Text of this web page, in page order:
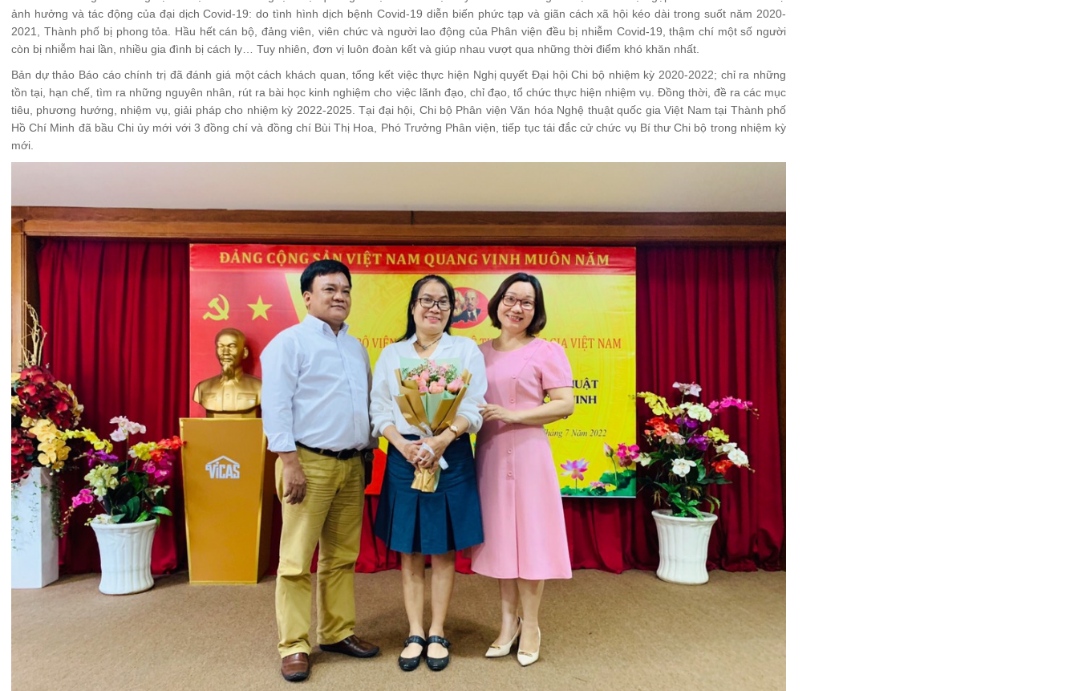
ảnh hưởng và tác động của đại dịch Covid-19: do tình hình dịch bệnh Covid-19 diễn biến phức tạp và giãn cách xã hội kéo dài trong suốt năm 2020-
2021, Thành phố bị phong tỏa. Hầu hết cán bộ, đảng viên, viên chức và người lao động của Phân viện đều bị nhiễm Covid-19, thậm chí một số người
còn bị nhiễm hai lần, nhiều gia đình bị cách ly… Tuy nhiên, đơn vị luôn đoàn kết và giúp nhau vượt qua những thời điểm khó khăn nhất.
Bản dự thảo Báo cáo chính trị đã đánh giá một cách khách quan, tổng kết việc thực hiện Nghị quyết Đại hội Chi bộ nhiệm kỳ 2020-2022; chỉ ra những
tồn tại, hạn chế, tìm ra những nguyên nhân, rút ra bài học kinh nghiệm cho việc lãnh đạo, chỉ đạo, tổ chức thực hiện nhiệm vụ. Đồng thời, đề ra các mục
tiêu, phương hướng, nhiệm vụ, giải pháp cho nhiệm kỳ 2022-2025. Tại đại hội, Chi bộ Phân viện Văn hóa Nghệ thuật quốc gia Việt Nam tại Thành phố
Hồ Chí Minh đã bầu Chi ủy mới với 3 đồng chí và đồng chí Bùi Thị Hoa, Phó Trưởng Phân viện, tiếp tục tái đắc cử chức vụ Bí thư Chi bộ trong nhiệm kỳ
mới.